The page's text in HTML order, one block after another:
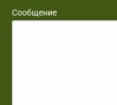
Сообщение